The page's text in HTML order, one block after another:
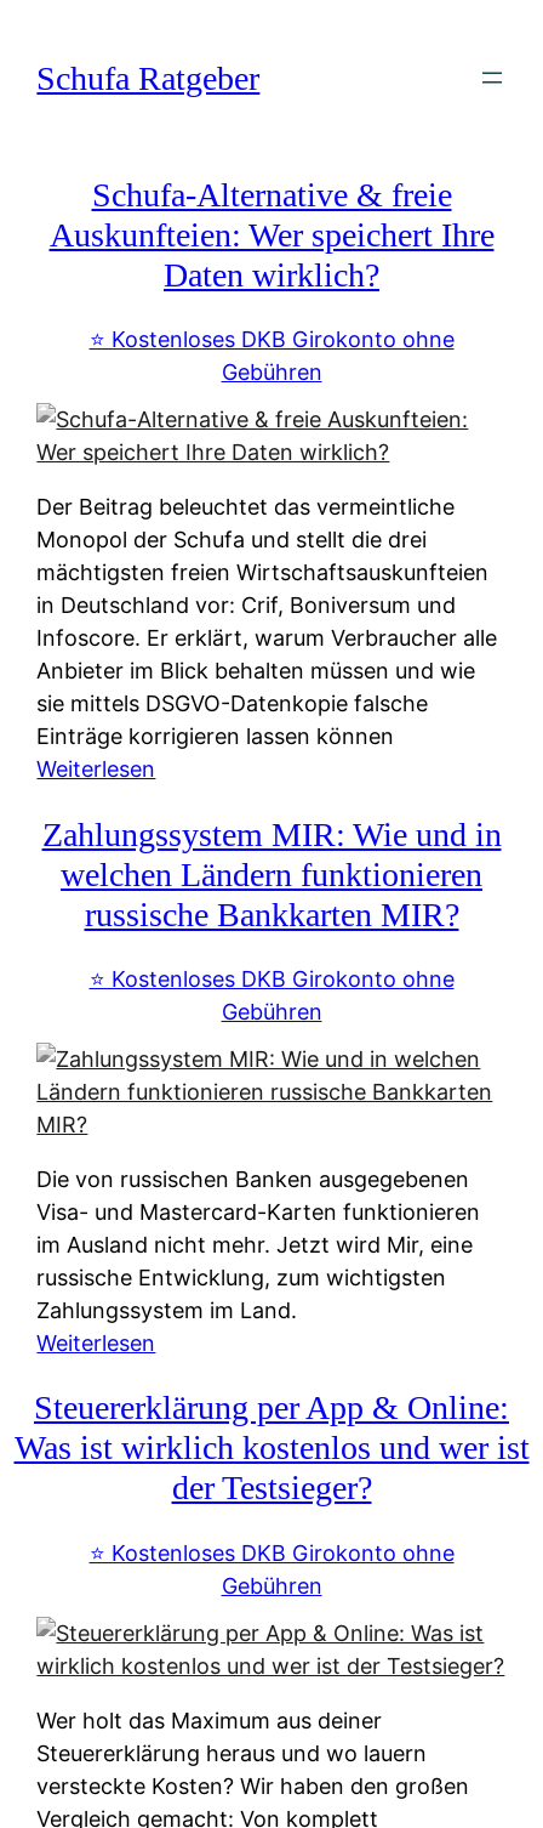
springen
Schufa Ratgeber
Schufa-Alternative & freie
Auskunfteien: Wer speichert Ihre
Daten wirklich?
⭐️ Kostenloses DKB Girokonto ohne
Gebühren
Der Beitrag beleuchtet das vermeintliche
Monopol der Schufa und stellt die drei
mächtigsten freien Wirtschaftsauskunfteien
in Deutschland vor: Crif, Boniversum und
Infoscore. Er erklärt, warum Verbraucher alle
Anbieter im Blick behalten müssen und wie
sie mittels DSGVO-Datenkopie falsche
Einträge korrigieren lassen können
Weiterlesen
c
h
u
f
-
l
t
n
a
t
i
v
e
&
f
r
e
u
s
u
n
f
t
Zahlungssystem MIR: Wie und in
welchen Ländern funktionieren
russische Bankkarten MIR?
⭐️ Kostenloses DKB Girokonto ohne
Gebühren
Die von russischen Banken ausgegebenen
Visa- und Mastercard-Karten funktionieren
im Ausland nicht mehr. Jetzt wird Mir, eine
russische Entwicklung, zum wichtigsten
Zahlungssystem im Land.
Weiterlesen
a
h
g
s
y
t
e
m
Steuererklärung per App & Online:
Was ist wirklich kostenlos und wer ist
der Testsieger?
⭐️ Kostenloses DKB Girokonto ohne
Gebühren
Wer holt das Maximum aus deiner
Steuererklärung heraus und wo lauern
versteckte Kosten? Wir haben den großen
Vergleich gemacht: Von komplett